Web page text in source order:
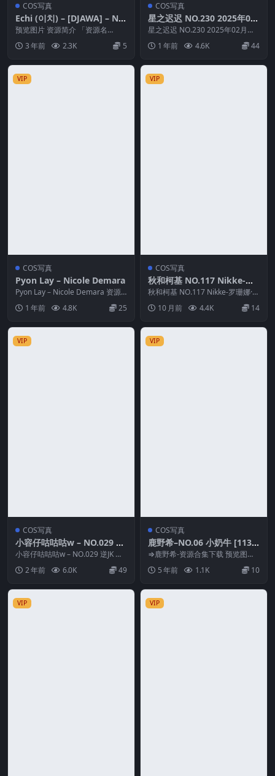
COS写真
Echi (이치) – [DJAWA] – NO.
340 Maid Mansion Nº3 + [9
1P-2.26G]
预览图片 资源简介 「资源名
N...3 年前 2.3K 5
COS写真
星之迟迟 NO.230 2025年02
月计划F NIKKE毒蛇泳装
星之迟迟 NO.230 2025年02月计
划F NIKKE毒蛇泳装 资源简介 「...
1 年前 4.6K 44
VIP
COS写真
Pyon Lay – Nicole Demara
Pyon Lay – Nicole Demara 资源
1 年前 4.8K 25
VIP
COS写真
秋和柯基 NO.117 Nikke-罗
珊娜·高雅海洋
秋和柯基 NO.117 Nikke-罗珊娜·高
雅海洋 资源简介 「资源名称」：
秋...10 月前 4.4K 14
VIP
COS写真
小容仔咕咕咕w – NO.029 逆
JK
小容仔咕咕咕w – NO.029 逆JK 资
源简介 「资源名称」：小容仔咕
咕咕w...
2 年前 6.0K 49
VIP
COS写真
鹿野希–NO.06 小奶牛 [113P
4V-319MB]
⇒鹿野希-资源合集下载 预览图片
资源简介 「资源名称」：鹿野希–
NO.06 小...
5 年前 1.1K 10
VIP VIP